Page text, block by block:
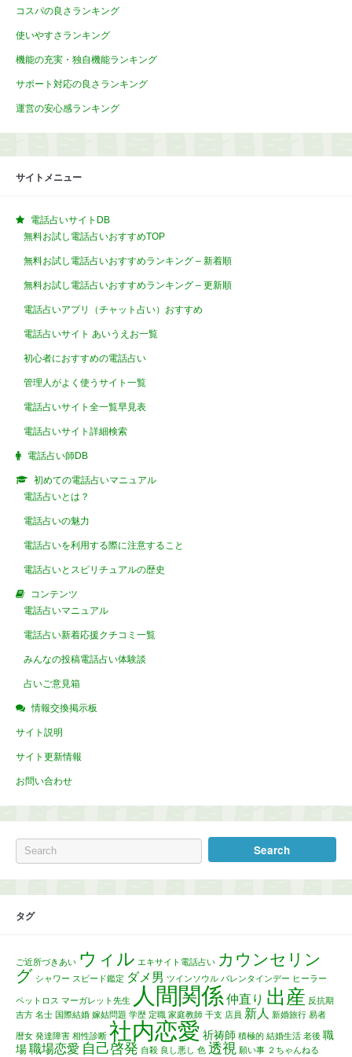
コスパの良さランキング
使いやすさランキング
機能の充実・独自機能ランキング
サポート対応の良さランキング
運営の安心感ランキング
サイトメニュー
電話占いサイトDB
無料お試し電話占いおすすめTOP
無料お試し電話占いおすすめランキング – 新着順
無料お試し電話占いおすすめランキング – 更新順
電話占いアプリ（チャット占い）おすすめ
電話占いサイト あいうえお一覧
初心者におすすめの電話占い
管理人がよく使うサイト一覧
電話占いサイト全一覧早見表
電話占いサイト詳細検索
電話占い師DB
初めての電話占いマニュアル
電話占いとは？
電話占いの魅力
電話占いを利用する際に注意すること
電話占いとスピリチュアルの歴史
コンテンツ
電話占いマニュアル
電話占い新着応援クチコミ一覧
みんなの投稿電話占い体験談
占いご意見箱
情報交換掲示板
サイト説明
サイト更新情報
お問い合わせ
タグ
ご近所づきあい ウィル エキサイト電話占い カウンセリン
グ シャワー スピード鑑定 ダメ男 ツインソウル バレンタインデー ヒーラー
ペットロス マーガレット先生 人間関係 仲直り 出産 反抗期
吉方 名士 国際結婚 嫁姑問題 学歴 定職 家庭教師 干支 店員 新人 新婚旅行 易者
暦女 発達障害 相性診断 社内恋愛 祈祷師 積極的 結婚生活 老後 職
場職場恋愛 自己啓発 自殺 良し悪し 色 透視 願い事 ２ちゃんねる